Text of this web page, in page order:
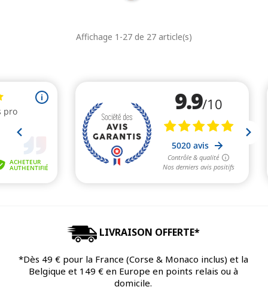
base
Affichage 1-27 de 27 article(s)
LIVRAISON OFFERTE*
*Dès 49 € pour la France (Corse & Monaco inclus) et la
Belgique et 149 € en Europe en points relais ou à
domicile.